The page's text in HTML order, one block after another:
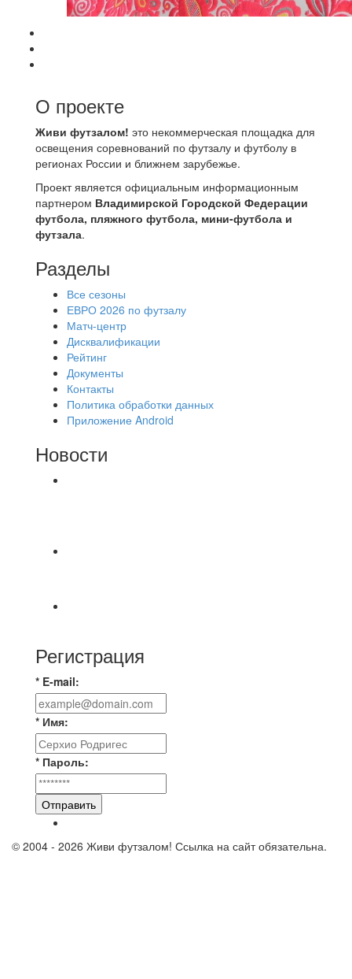
О проекте
Живи футзалом! это некоммерческая площадка для
освещения соревнований по футзалу и футболу в
регионах России и ближнем зарубежье.
Проект является официальным информационным
партнером Владимирской Городской Федерации
футбола, пляжного футбола, мини-футбола и
футзала.
Разделы
Все сезоны
ЕВРО 2026 по футзалу
Матч-центр
Дисквалификации
Рейтинг
Документы
Контакты
Политика обработки данных
Приложение Android
Новости
Регистрация
* E-mail:
* Имя:
* Пароль:
Отправить
© 2004 - 2026 Живи футзалом! Ссылка на сайт обязательна.